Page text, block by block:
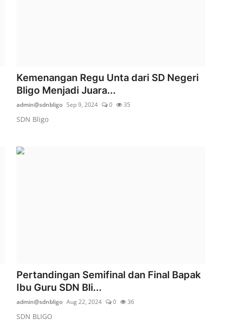
Kemenangan Regu Unta dari SD Negeri
Bligo Menjadi Juara...
admin@sdnbligo Sep 9, 2024 0 35
SDN Bligo
Pertandingan Semifinal dan Final Bapak
Ibu Guru SDN Bli...
admin@sdnbligo Aug 22, 2024 0 36
SDN BLIGO